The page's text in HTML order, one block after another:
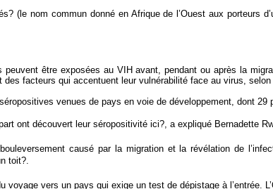
(le nom commun donné en Afrique de l’Ouest aux
être exposées au VIH avant, pendant ou après la
facteurs qui accentuent leur vulnérabilité face au virus, selon
venues de pays en voie de développement, dont 29
ont découvert leur séropositivité ici?, a expliqué Bernadette
causé par la migration et la révélation de
vers un pays qui exige un test de dépistage à l’entrée.